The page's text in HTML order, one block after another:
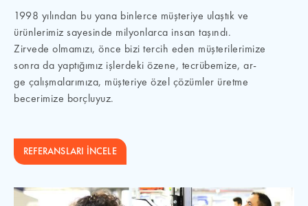
1998 yılından bu yana binlerce müşteriye ulaştık ve
ürünlerimiz sayesinde milyonlarca insan taşındı.
Zirvede olmamızı, önce bizi tercih eden müşterilerimize
sonra da yaptığımız işlerdeki özene, tecrübemize, ar-
ge çalışmalarımıza, müşteriye özel çözümler üretme
becerimize borçluyuz.
REFERANSLARI İNCELE